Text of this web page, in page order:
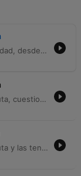
El programa aborda diversas noticias de actualidad, desde casos recientes de violencia machista en Murcia y Asturias hasta la crisis migratoria de menores en Ceuta. También se analiza el impacto del calor en los medicamentos, el descenso en la compraventa de viviendas y el aumento del precio de los carburantes. Asimismo, se destaca la labor de unas costureras en Córdoba para humanizar la unidad de neonatología, junto con otros temas como el aumento de casos del virus del Nilo en España, incendios forestales en Castellón y un importante hallazgo arqueológico en Ciudad Real.
Este episodio analiza la crisis migratoria en Ceuta, cuestionando la gestión del gobierno español, la falta de respuesta ante avisos previos y las consecuencias de las sentencias judiciales. Se debate sobre la relación diplomática con Marruecos, la responsabilidad política y el papel de la Unión Europea frente a las fronteras sur. Asimismo, se aborda la polémica sobre la posible sede de la final del Mundial 2030, analizando las presiones geopolíticas y cómo países como Marruecos utilizan eventos deportivos para fortalecer su proyección internacional y ejercer poder blando.
Este episodio analiza la crisis migratoria en Ceuta y las tensiones políticas derivadas de la gestión de menores, examinando la compleja relación estratégica e interdependencia económica entre España y Marruecos. Se exploran diversas perspectivas sobre la necesidad de recuperar la comunicación diplomática y los riesgos de una posible connivencia estatal ante el aumento de la presión fronteriza. Asimismo, el programa aborda temas de actualidad económica y social, como la subida del precio de los carburantes, el funcionamiento de la hipoteca inversa y las graves consecuencias de los incendios en el sector agrícola de Castellón. Se destaca la urgencia de ayudas para evitar el abandono de tierras y la crisis del relevo generacional en la región.